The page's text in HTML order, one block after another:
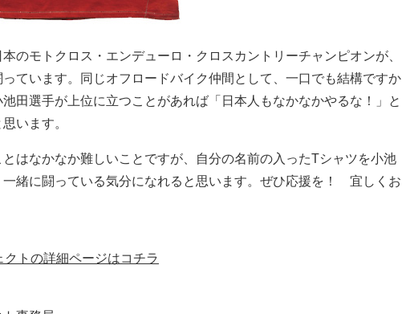
のモトクロス・エンデューロ・クロスカントリーチャンピオンが、
ています。同じオフロードバイク仲間として、一口でも結構ですか
田選手が上位に立つことがあれば「日本人もなかなかやるな！」と
います。
はなかなか難しいことですが、自分の名前の入ったTシャツを小池
一緒に闘っている気分になれると思います。ぜひ応援を！ 宜しくお
トの詳細ページはコチラ